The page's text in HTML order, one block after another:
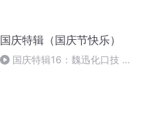
国庆特辑（国庆节快乐）
国庆特辑16：魏迅化口技 二